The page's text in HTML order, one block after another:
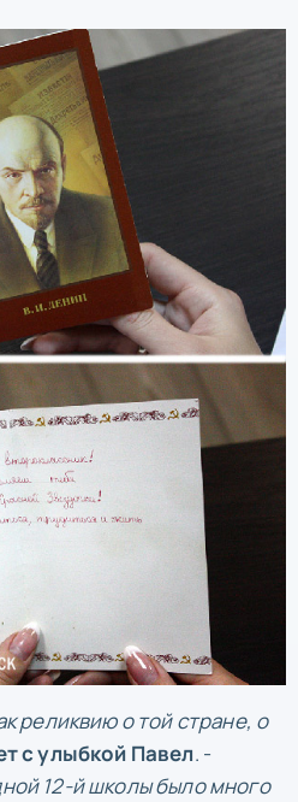
реликвию о той стране, о
с улыбкой Павел. -
12-й школы было много